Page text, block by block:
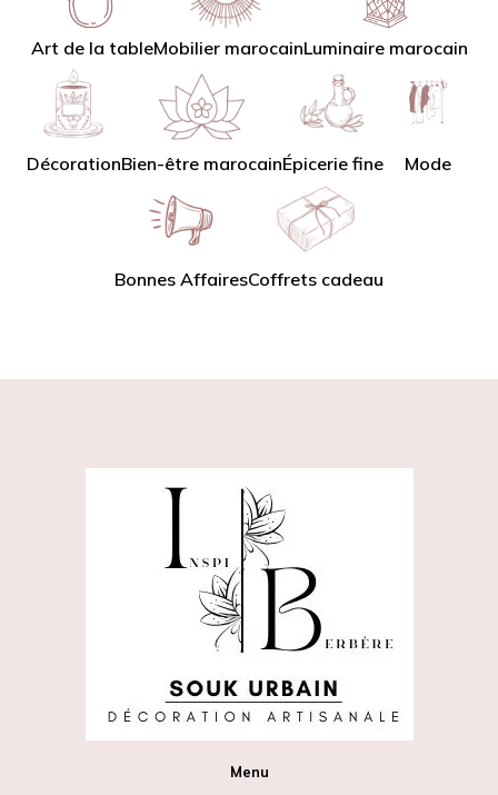
Art de la tableMobilier marocainLuminaire marocain
DécorationBien-être marocainÉpicerie fine Mode
Bonnes AffairesCoffrets cadeau
Menu